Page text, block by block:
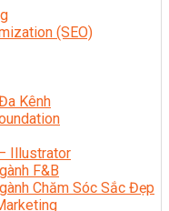
(SEO)
Kênh
Illustrator
F&B
Chăm Sóc Sắc Đẹp